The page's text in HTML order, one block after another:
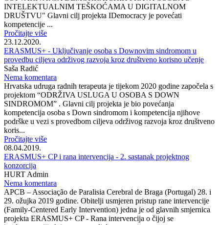
INTELEKTUALNIM TEŠKOĆAMA U DIGITALNOM
DRUŠTVU" Glavni cilj projekta IDemocracy je povećati
kompetencije ...
Pročitajte više
23.12.2020.
ERASMUS+ - Uključivanje osoba s Downovim sindromom u
provedbu ciljeva održivog razvoja kroz društveno korisno učenje
Saša Radić
Nema komentara
Hrvatska udruga radnih terapeuta je tijekom 2020 godine započela s
projektom “ODRŽIVA USLUGA U OSOBA S DOWN
SINDROMOM” . Glavni cilj projekta je bio povećanja
kompetencija osoba s Down sindromom i kompetencija njihove
podrške u vezi s provedbom ciljeva održivog razvoja kroz društveno
koris...
Pročitajte više
08.04.2019.
ERASMUS+ CP i rana intervencija - 2. sastanak projektnog
konzorcija
HURT Admin
Nema komentara
APCB – Associação de Paralisia Cerebral de Braga (Portugal) 28. i
29. ožujka 2019 godine. Obitelji usmjeren pristup rane intervencije
(Family-Centered Early Intervention) jedna je od glavnih smjernica
projekta ERASMUS+ CP - Rana intervencija o čijoj se